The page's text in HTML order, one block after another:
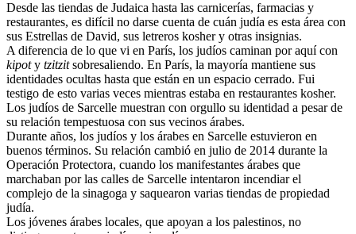
Desde las tiendas de Judaica hasta las carnicerías, farmacias y
restaurantes, es difícil no darse cuenta de cuán judía es esta área con
sus Estrellas de David, sus letreros kosher y otras insignias.
A diferencia de lo que vi en París, los judíos caminan por aquí con
kipoty tzitzitsobresaliendo. En París, la mayoría mantiene sus
identidades ocultas hasta que están en un espacio cerrado. Fui
testigo de esto varias veces mientras estaba en restaurantes kosher.
Los judíos de Sarcelle muestran con orgullo su identidad a pesar de
su relación tempestuosa con sus vecinos árabes.
Durante años, los judíos y los árabes en Sarcelle estuvieron en
buenos términos. Su relación cambió en julio de 2014 durante la
Operación Protectora, cuando los manifestantes árabes que
marchaban por las calles de Sarcelle intentaron incendiar el
complejo de la sinagoga y saquearon varias tiendas de propiedad
judía.
Los jóvenes árabes locales, que apoyan a los palestinos, no